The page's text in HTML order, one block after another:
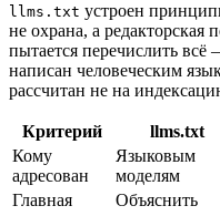
llms.txt устроен
не охрана, а
пытается перечислить
написан человеческим
рассчитан не на
Критерий llms.txt
Кому
адресован
Языковым
моделям
Главная
Объяснить